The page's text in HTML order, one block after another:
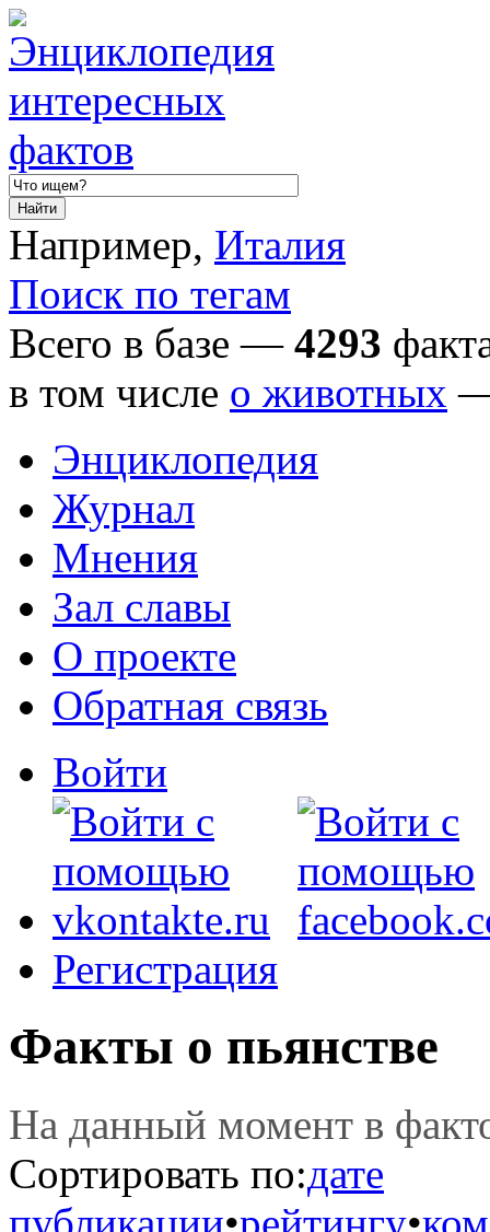
Например, Италия
Поиск по тегам
Всего в базе — 4293
в том числе о животных
Энциклопедия
Журнал
Мнения
Зал славы
О проекте
Обратная связь
Войти
Регистрация
Факты о пьянстве
На данный момент в
Сортировать по:дате
публикации•рейтингу•